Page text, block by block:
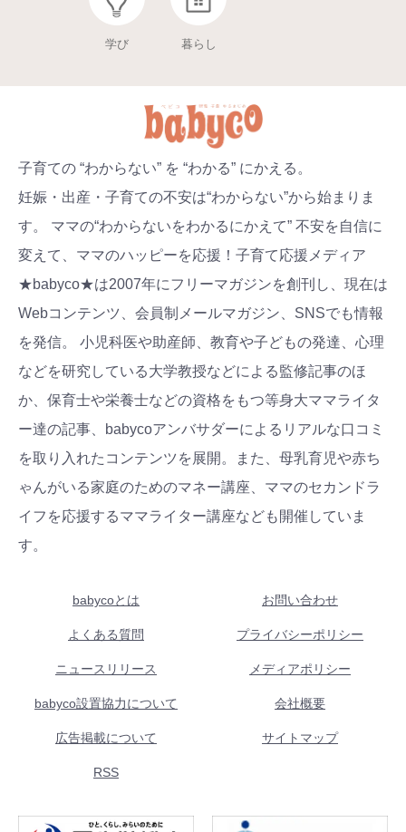
学び 暮らし
子育ての “わからない” を “わかる” にかえる。
妊娠・出産・子育ての不安は“わからない”から始まりま
す。 ママの“わからないをわかるにかえて” 不安を自信に
変えて、ママのハッピーを応援！子育て応援メディア
★babyco★は2007年にフリーマガジンを創刊し、現在は
Webコンテンツ、会員制メールマガジン、SNSでも情報
を発信。 小児科医や助産師、教育や子どもの発達、心理
などを研究している大学教授などによる監修記事のほ
か、保育士や栄養士などの資格をもつ等身大ママライタ
ー達の記事、babycoアンバサダーによるリアルな口コミ
を取り入れたコンテンツを展開。また、母乳育児や赤ち
ゃんがいる家庭のためのマネー講座、ママのセカンドラ
イフを応援するママライター講座なども開催していま
す。
babycoとは お問い合わせ
よくある質問 プライバシーポリシー
ニュースリリース メディアポリシー
babyco設置協力について 会社概要
広告掲載について サイトマップ
RSS